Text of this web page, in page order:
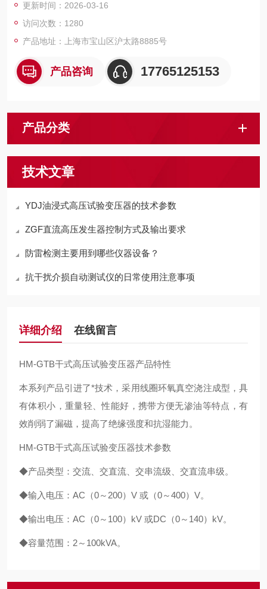
更新时间：2026-03-16
访问次数：1280
产品地址：上海市宝山区沪太路8885号
产品咨询 17765125153
产品分类
技术文章
YDJ油浸式高压试验变压器的技术参数
ZGF直流高压发生器控制方式及输出要求
防雷检测主要用到哪些仪器设备？
抗干扰介损自动测试仪的日常使用注意事项
详细介绍 在线留言
HM-GTB干式高压试验变压器产品特性
本系列产品引进了*技术，采用线圈环氧真空浇注成型，具
有体积小，重量轻、性能好，携带方便无渗油等特点，有
效削弱了漏磁，提高了绝缘强度和抗湿能力。
HM-GTB干式高压试验变压器技术参数
◆产品类型：交流、交直流、交串流级、交直流串级。
◆输入电压：AC（0～200）V 或（0～400）V。
◆输出电压：AC（0～100）kV 或DC（0～140）kV。
◆容量范围：2～100kVA。